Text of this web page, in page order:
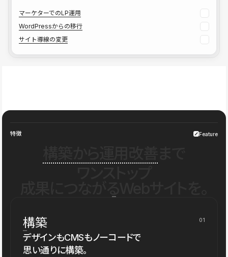
マーケターでのLP運用
WordPressからの移行
サイト導線の変更
特徴 Feature
構築 01
デザインもCMSもノーコードで
思い通りに構築。